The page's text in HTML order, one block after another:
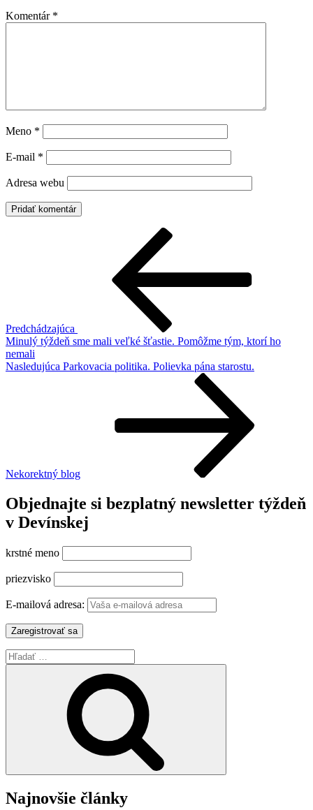
Komentár *
Meno *
E-mail *
Adresa webu
Predchádzajúca
Minulý týždeň sme mali veľké šťastie. Pomôžme tým, ktorí ho
nemali
Ďalší
Nasledujúca Parkovacia politika. Polievka pána starostu.
Nekorektný blog
Objednajte si bezplatný newsletter týždeň
v Devínskej
krstné meno
priezvisko
E-mailová adresa:
Hľadať:
Najnovšie články